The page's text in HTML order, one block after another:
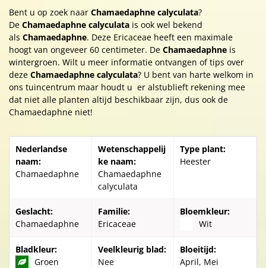
Bent u op zoek naar Chamaedaphne calyculata?
De Chamaedaphne calyculata is ook wel bekend
als Chamaedaphne. Deze Ericaceae heeft een maximale
hoogt van ongeveer 60 centimeter. De Chamaedaphne is
wintergroen. Wilt u meer informatie ontvangen of tips over
deze Chamaedaphne calyculata? U bent van harte welkom in
ons tuincentrum maar houdt u er alstublieft rekening mee
dat niet alle planten altijd beschikbaar zijn, dus ook de
Chamaedaphne niet!
Nederlandse
naam:
Chamaedaphne
Wetenschappelij
ke naam:
Chamaedaphne
calyculata
Type plant:
Heester
Geslacht:
Chamaedaphne
Familie:
Ericaceae
Bloemkleur:
Wit
Bladkleur:
Groen
Veelkleurig blad:
Nee
Bloeitijd:
April, Mei